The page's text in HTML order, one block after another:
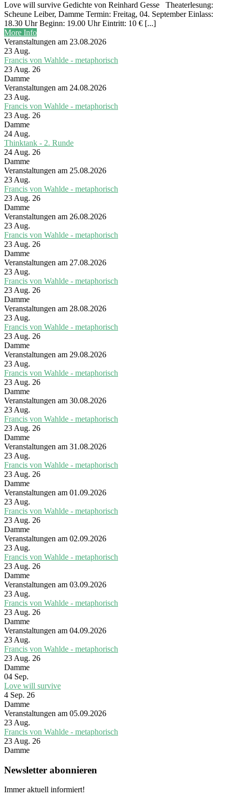
Love will survive Gedichte von Reinhard Gesse Theaterlesung:
Scheune Leiber, Damme Termin: Freitag, 04. September Einlass:
18.30 Uhr Beginn: 19.00 Uhr Eintritt: 10 € [...]
More Info
Veranstaltungen am 23.08.2026
23 Aug.
Francis von Wahlde - metaphorisch
23 Aug. 26
Damme
Veranstaltungen am 24.08.2026
23 Aug.
Francis von Wahlde - metaphorisch
23 Aug. 26
Damme
24 Aug.
Thinktank - 2. Runde
24 Aug. 26
Damme
Veranstaltungen am 25.08.2026
23 Aug.
Francis von Wahlde - metaphorisch
23 Aug. 26
Damme
Veranstaltungen am 26.08.2026
23 Aug.
Francis von Wahlde - metaphorisch
23 Aug. 26
Damme
Veranstaltungen am 27.08.2026
23 Aug.
Francis von Wahlde - metaphorisch
23 Aug. 26
Damme
Veranstaltungen am 28.08.2026
23 Aug.
Francis von Wahlde - metaphorisch
23 Aug. 26
Damme
Veranstaltungen am 29.08.2026
23 Aug.
Francis von Wahlde - metaphorisch
23 Aug. 26
Damme
Veranstaltungen am 30.08.2026
23 Aug.
Francis von Wahlde - metaphorisch
23 Aug. 26
Damme
Veranstaltungen am 31.08.2026
23 Aug.
Francis von Wahlde - metaphorisch
23 Aug. 26
Damme
Veranstaltungen am 01.09.2026
23 Aug.
Francis von Wahlde - metaphorisch
23 Aug. 26
Damme
Veranstaltungen am 02.09.2026
23 Aug.
Francis von Wahlde - metaphorisch
23 Aug. 26
Damme
Veranstaltungen am 03.09.2026
23 Aug.
Francis von Wahlde - metaphorisch
23 Aug. 26
Damme
Veranstaltungen am 04.09.2026
23 Aug.
Francis von Wahlde - metaphorisch
23 Aug. 26
Damme
04 Sep.
Love will survive
4 Sep. 26
Damme
Veranstaltungen am 05.09.2026
23 Aug.
Francis von Wahlde - metaphorisch
23 Aug. 26
Damme
Newsletter abonnieren
Immer aktuell informiert!